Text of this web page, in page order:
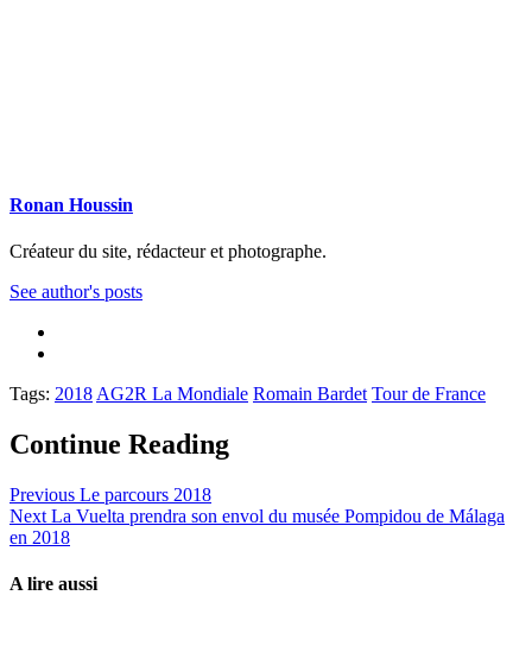
Ronan Houssin
Créateur du site, rédacteur et photographe.
See author's posts
Tags: 2018 AG2R La Mondiale Romain Bardet Tour de France
Continue Reading
Previous Le parcours 2018
Next La Vuelta prendra son envol du musée Pompidou de Málaga
en 2018
A lire aussi